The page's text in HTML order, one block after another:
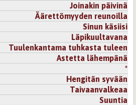
Joinakin päivinä
Äärettömyyden reunoilla
Sinun käsiisi
Läpikuultavana
Tuulenkantama tuhkasta tuleen
Astetta lähempänä
*
Hengitän syvään
Taivaanvalkeaa
Suuntia